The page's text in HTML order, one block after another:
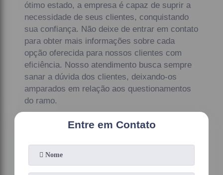
ótimo estado, a empresa é capaz de suprir a
necessidade de seus clientes, conquistando
sua confiança. Não deixe de entrar em contato
para obter mais informações sobre cada
opção oferecida para nossos clientes com
eficiência. Nosso atendimento busca sempre
sanar a dúvida dos clientes, deixando-os
amparados em relação aos questionamentos
do ramo.
Entre em Contato